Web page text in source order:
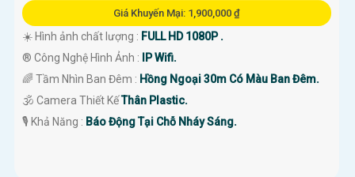
Giá Khuyến Mại: 1,900,000 ₫
☀️ Hình ảnh chất lượng : FULL HD 1080P .
®️ Công Nghệ Hình Ảnh :
IP Wifi.
🌈 Tầm Nhìn Ban Đêm : Hồng Ngoại 30m Có Màu Ban Đêm.
🕉️ Camera Thiết KếThân Plastic.
️🎙 Khả Năng : Báo Động Tại Chỗ Nháy Sáng.